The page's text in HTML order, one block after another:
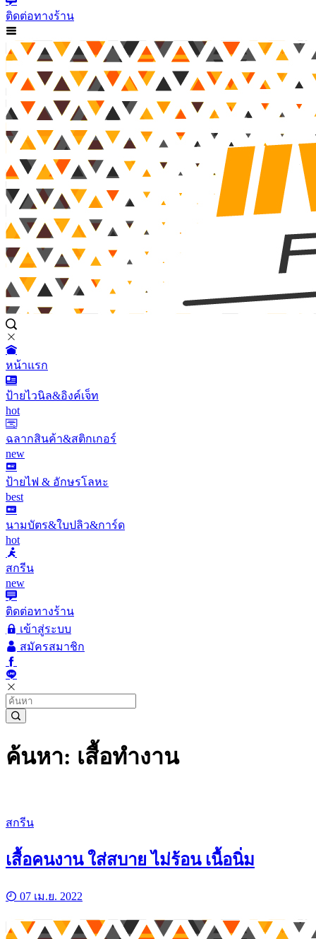
ติดต่อทางร้าน
หน้าแรก
ป้ายไวนิล&อิงค์เจ็ท
hot
ฉลากสินค้า&สติกเกอร์
new
ป้ายไฟ & อักษรโลหะ
best
นามบัตร&ใบปลิว&การ์ด
hot
สกรีน
new
ติดต่อทางร้าน
เข้าสู่ระบบ
สมัครสมาชิก
ค้นหา: เสื้อทำงาน
สกรีน
เสื้อคนงาน ใส่สบาย ไม่ร้อน เนื้อนิ่ม
07 เม.ย. 2022